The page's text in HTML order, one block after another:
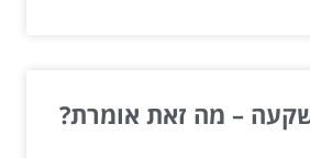
– מה זאת אומרת?